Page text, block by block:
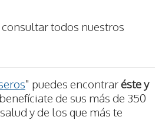
consultar todos nuestros
" puedes encontraréste y
de sus más de 350
y de los que más te